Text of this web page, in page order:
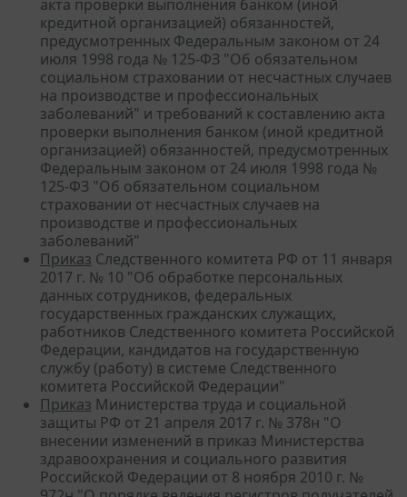
акта проверки выполнения банком (иной
кредитной организацией) обязанностей,
предусмотренных Федеральным законом от 24
июля 1998 года № 125-ФЗ "Об обязательном
социальном страховании от несчастных случаев
на производстве и профессиональных
заболеваний" и требований к составлению акта
проверки выполнения банком (иной кредитной
организацией) обязанностей, предусмотренных
Федеральным законом от 24 июля 1998 года №
125-ФЗ "Об обязательном социальном
страховании от несчастных случаев на
производстве и профессиональных
заболеваний"
Приказ Следственного комитета РФ от 11 января
2017 г. № 10 "Об обработке персональных
данных сотрудников, федеральных
государственных гражданских служащих,
работников Следственного комитета Российской
Федерации, кандидатов на государственную
службу (работу) в системе Следственного
комитета Российской Федерации"
Приказ Министерства труда и социальной
защиты РФ от 21 апреля 2017 г. № 378н "О
внесении изменений в приказ Министерства
здравоохранения и социального развития
Российской Федерации от 8 ноября 2010 г. №